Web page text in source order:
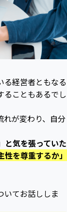
る経営者ともなる
ることもあるでし
れが変わり、自分
と気を張っていた
性を尊重するか」
いてお話ししま